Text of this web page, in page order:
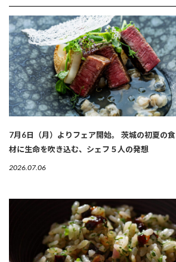
7月6日（月）よりフェア開始。 茨城の初夏の食
材に生命を吹き込む、シェフ５人の発想
2026.07.06